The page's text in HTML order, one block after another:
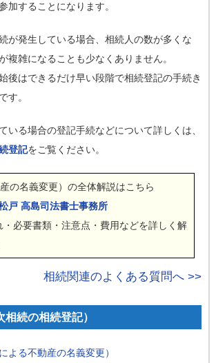
加することになります。
が発生している場合、相続人の数が多くな
複雑になることも少なくありません。
後はできるだけ早い段階で相続登記の手続き
す。
いる場合の登記手続などについて詳しくは、
登記をご覧ください。
の名義変更）の全体解説はこちら
戸 高島司法書士事務所
必要書類・注意点・費用などを詳しく解
相続関連のよくある質問へ >>
相続の相続登記）
よる不動産の名義変更）